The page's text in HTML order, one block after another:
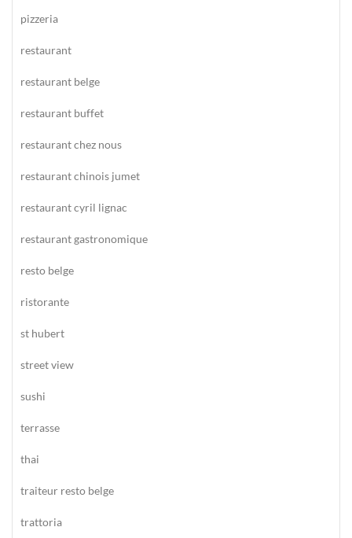
pizzeria
restaurant
restaurant belge
restaurant buffet
restaurant chez nous
restaurant chinois jumet
restaurant cyril lignac
restaurant gastronomique
resto belge
ristorante
st hubert
street view
sushi
terrasse
thai
traiteur resto belge
trattoria